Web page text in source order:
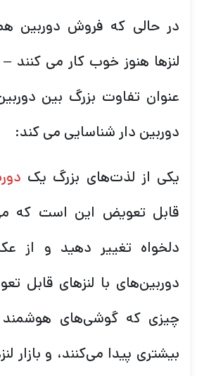
در حالی که فروش دوربین
عنوان تفاوت بزرگ بین
دوربین دار شناسایی می کند:
یکی از لذت‌های بزرگ یک
قابل تعویض این است که
دلخواه تغییر دهید و از
دوربین‌های با لنزهای قابل
چیزی که گوشی‌های هوشمند
بیشتری پیدا می‌کنند، و بازار